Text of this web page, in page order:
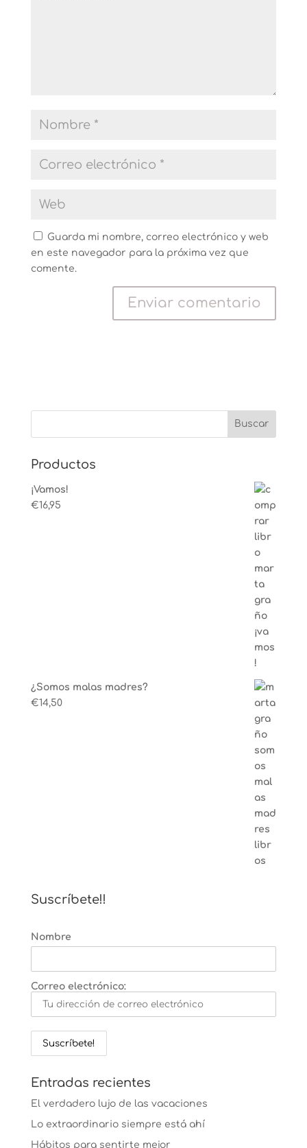
Guarda mi nombre, correo electrónico y web
en este navegador para la próxima vez que
comente.
Productos
¡Vamos!
€16,95
¿Somos malas madres?
€14,50
Suscríbete!!
Nombre
Correo electrónico:
Entradas recientes
El verdadero lujo de las vacaciones
Lo extraordinario siempre está ahí
Hábitos para sentirte mejor